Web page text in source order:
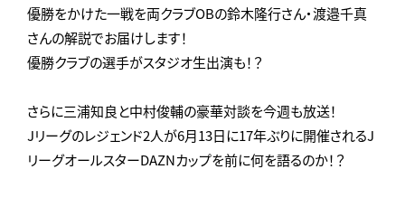
優勝をかけた一戦を両クラブOBの鈴木隆行さん・渡邉千真
さんの解説でお届けします！
優勝クラブの選手がスタジオ生出演も！？
さらに三浦知良と中村俊輔の豪華対談を今週も放送！
Jリーグのレジェンド2人が6月13日に17年ぶりに開催されるJ
リーグオールスターDAZNカップを前に何を語るのか！？